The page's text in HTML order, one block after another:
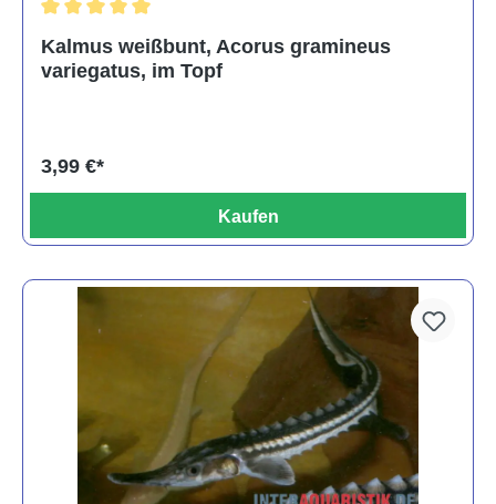
Kalmus weißbunt, Acorus gramineus
variegatus, im Topf
3,99 €*
Kaufen